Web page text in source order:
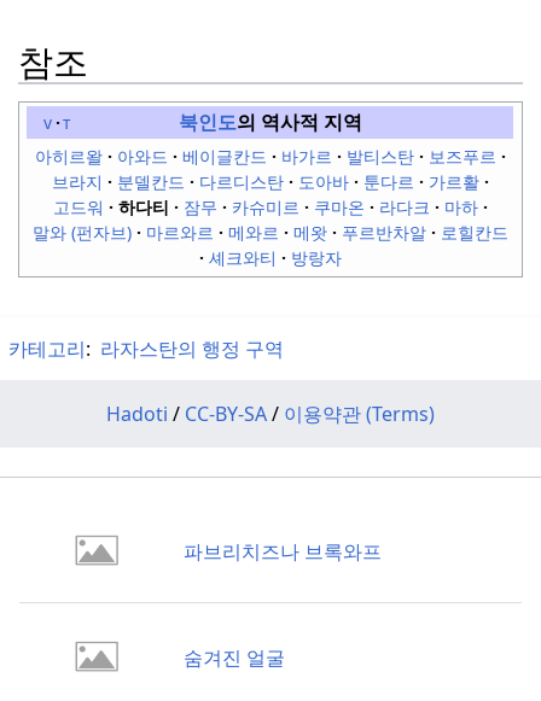
참조
v t 북인도의 역사적 지역
아히르왈 아와드 베이글칸드 바가르 발티스탄
보즈푸르
브라지
분델칸드 다르디스탄 도아바 툰다르
가르활
고드워
하다티 잠무 카슈미르 쿠마온 라다크
마하
말와 (펀자브)
마르와르 메와르 메왓 푸르반차알
로힐칸드
셰크와티
방랑자
카테고리: 라자스탄의 행정 구역
Hadoti / CC-BY-SA/ 이용약관 (Terms)
파브리치즈나 브록와프
숨겨진 얼굴